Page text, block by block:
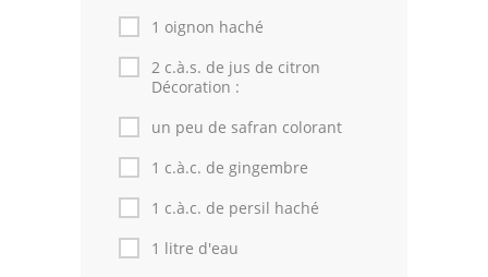
1 oignon haché
2 c.à.s. de jus de citron
Décoration :
un peu de safran colorant
1 c.à.c. de gingembre
1 c.à.c. de persil haché
1 litre d'eau